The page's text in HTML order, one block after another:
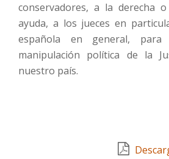
conservadores, a la derecha
ayuda, a los jueces en
española en general,
manipulación política de la
nuestro país.